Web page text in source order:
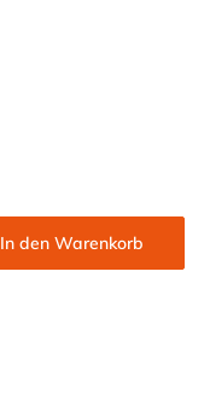
In den Warenkorb